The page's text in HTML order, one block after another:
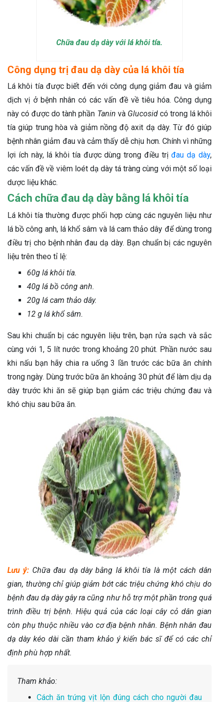
Chữa đau dạ dày với lá khôi tía.
Công dụng trị đau dạ dày của lá khôi tía
Lá khôi tía được biết đến với công dụng giảm đau và giảm
dịch vị ở bệnh nhân có các vấn đề về tiêu hóa. Công dụng
này có được do tành phần Tanin và Glucosidcó trong lá khôi
tía giúp trung hòa và giảm nồng độ axit dạ dày. Từ đó giúp
bệnh nhân giảm đau và cảm thấy dễ chịu hơn. Chính vì những
lợi ích này, lá khôi tía được dùng trong điều trịđau dạ dày,
các vấn đề về viêm loét dạ dày tá tràng cùng với một số loại
dược liệu khác.
Cách chữa đau dạ dày bằng lá khôi tía
Lá khôi tía thường được phối hợp cùng các nguyên liệu như
lá bồ công anh, lá khổ sâm và lá cam thảo dây để dùng trong
điều trị cho bệnh nhân đau dạ dày. Bạn chuẩn bị các nguyên
liệu trên theo tỉ lệ:
60g lá khôi tía.
40g lá bồ công anh.
20g lá cam thảo dây.
12 g lá khổ sâm.
Sau khi chuẩn bị các nguyên liệu trên, bạn rửa sạch và sắc
cùng với 1, 5 lít nước trong khoảng 20 phút. Phần nước sau
khi nấu bạn hãy chia ra uống 3 lần trước các bữa ăn chính
trong ngày. Dùng trước bữa ăn khoảng 30 phút để làm dịu dạ
dày trước khi ăn sẽ giúp bạn giảm các triệu chứng đau và
khó chịu sau bữa ăn.
Lưu ý: Chữa đau dạ dày bằng lá khôi tía là một cách dân
gian, thường chỉ giúp giảm bớt các triệu chứng khó chịu do
bệnh đau dạ dày gây ra cũng như hỗ trợ một phần trong quá
trình điều trị bệnh. Hiệu quả của các loại cây cỏ dân gian
còn phụ thuộc nhiều vào cơ địa bệnh nhân. Bệnh nhân đau
dạ dày kéo dài cần tham khảo ý kiến bác sĩ để có các chỉ
định phù hợp nhất.
Tham khảo:
Cách ăn trứng vịt lộn đúng cách cho người đau